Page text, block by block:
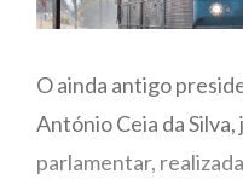
O ainda antigo
António Ceia da
parlamentar,